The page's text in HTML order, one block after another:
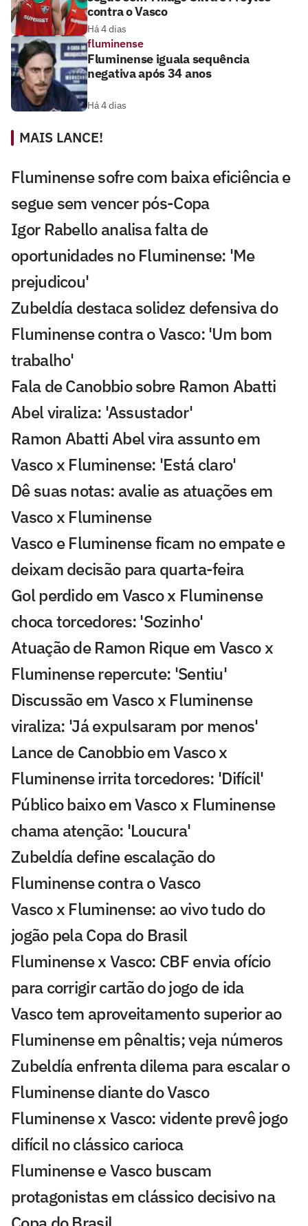
contra o Vasco
Há 4 dias
fluminense
Fluminense iguala sequência
negativa após 34 anos
Há 4 dias
MAIS LANCE!
Fluminense sofre com baixa eficiência e
segue sem vencer pós-Copa
Igor Rabello analisa falta de
oportunidades no Fluminense: 'Me
prejudicou'
Zubeldía destaca solidez defensiva do
Fluminense contra o Vasco: 'Um bom
trabalho'
Fala de Canobbio sobre Ramon Abatti
Abel viraliza: 'Assustador'
Ramon Abatti Abel vira assunto em
Vasco x Fluminense: 'Está claro'
Dê suas notas: avalie as atuações em
Vasco x Fluminense
Vasco e Fluminense ficam no empate e
deixam decisão para quarta-feira
Gol perdido em Vasco x Fluminense
choca torcedores: 'Sozinho'
Atuação de Ramon Rique em Vasco x
Fluminense repercute: 'Sentiu'
Discussão em Vasco x Fluminense
viraliza: 'Já expulsaram por menos'
Lance de Canobbio em Vasco x
Fluminense irrita torcedores: 'Difícil'
Público baixo em Vasco x Fluminense
chama atenção: 'Loucura'
Zubeldía define escalação do
Fluminense contra o Vasco
Vasco x Fluminense: ao vivo tudo do
jogão pela Copa do Brasil
Fluminense x Vasco: CBF envia ofício
para corrigir cartão do jogo de ida
Vasco tem aproveitamento superior ao
Fluminense em pênaltis; veja números
Zubeldía enfrenta dilema para escalar o
Fluminense diante do Vasco
Fluminense x Vasco: vidente prevê jogo
difícil no clássico carioca
Fluminense e Vasco buscam
protagonistas em clássico decisivo na